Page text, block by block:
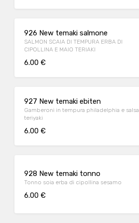
926 New temaki salmone
SALMON SCAIA DI TEMPURA ERBA DI
CIPOLLINA E MAIO TERIAKI
6.00 €
927 New temaki ebiten
Gamberoni in tempura philadelphia e salsa
teriyaki
6.00 €
928 New temaki tonno
Tonno soia erba di cipollina sesamo
6.00 €